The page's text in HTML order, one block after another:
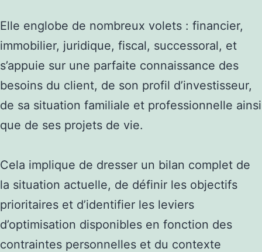
Elle englobe de nombreux volets : financier,
immobilier, juridique, fiscal, successoral, et
s’appuie sur une parfaite connaissance des
besoins du client, de son profil d’investisseur,
de sa situation familiale et professionnelle ainsi
que de ses projets de vie.
Cela implique de dresser un bilan complet de
la situation actuelle, de définir les objectifs
prioritaires et d’identifier les leviers
d’optimisation disponibles en fonction des
contraintes personnelles et du contexte